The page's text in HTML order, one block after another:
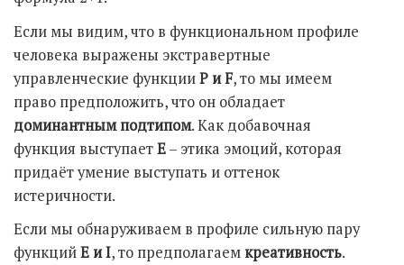
Если мы видим, что в функциональном профиле
человека выражены экстравертные
управленческие функцииP иF, то мы имеем
право предположить, что он обладает
доминантным подтипом. Как добавочная
функция выступаетЕ– этика эмоций, которая
придаёт умение выступать и оттенок
истеричности.
Если мы обнаруживаем в профиле сильную пару
функцийЕ иI, то предполагаем креативность.